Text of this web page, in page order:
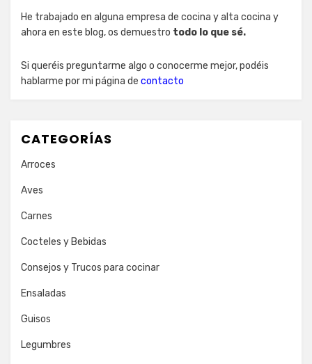
He trabajado en alguna empresa de cocina y alta cocina y
ahora en este blog, os demuestro todo lo que sé.
Si queréis preguntarme algo o conocerme mejor, podéis
hablarme por mi página de contacto
CATEGORÍAS
Arroces
Aves
Carnes
Cocteles y Bebidas
Consejos y Trucos para cocinar
Ensaladas
Guisos
Legumbres